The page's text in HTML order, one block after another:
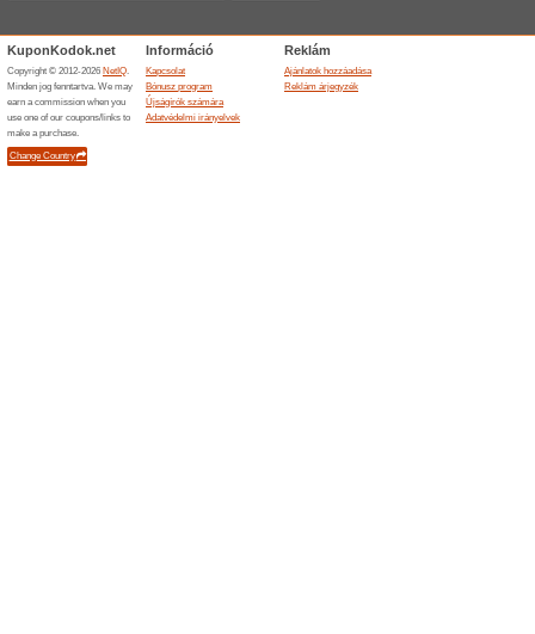
világításra
100% működött